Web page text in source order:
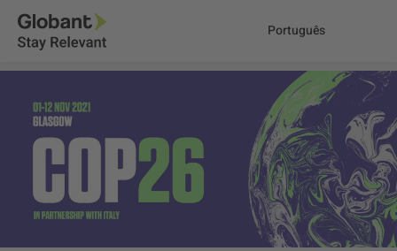
Português